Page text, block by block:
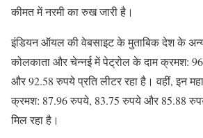
कीमत में नरमी का रुख जारी है।
इंडियन ऑयल की वेबसाइट के मुताबिक देश के अन्‍य
कोलकाता और चेन्‍नई में पेट्रोल के दाम क्रमश:
और 92.58 रुपये प्रति लीटर रहा है। वहीं, इन
क्रमश: 87.96 रुपये, 83.75 रुपये और 85.88
मिल रहा है।